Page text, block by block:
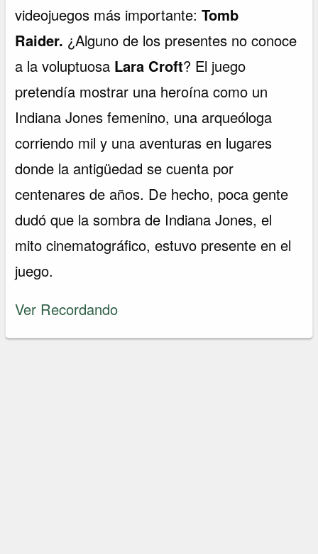
videojuegos más importante:Tomb
Raider. ¿Alguno de los presentes no conoce
a la voluptuosa Lara Croft? El juego
pretendía mostrar una heroína como un
Indiana Jones femenino, una arqueóloga
corriendo mil y una aventuras en lugares
donde la antigüedad se cuenta por
centenares de años. De hecho, poca gente
dudó que la sombra de Indiana Jones, el
mito cinematográfico, estuvo presente en el
juego.
Ver Recordando